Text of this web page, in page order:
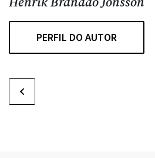
PERFIL DO AUTOR